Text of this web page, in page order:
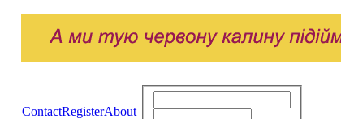
ContactRegisterAbout